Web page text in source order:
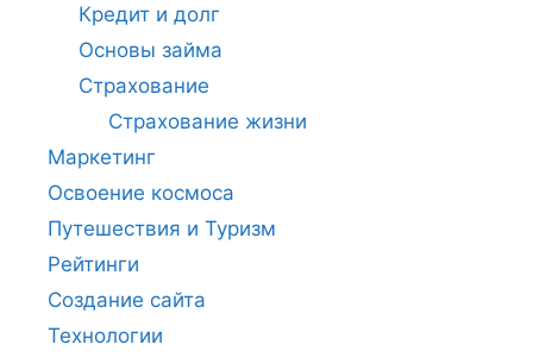
Кредит и долг
Основы займа
Страхование
Страхование жизни
Маркетинг
Освоение космоса
Путешествия и Туризм
Рейтинги
Создание сайта
Технологии